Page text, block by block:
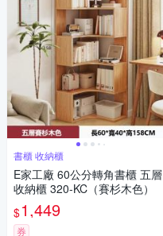
書櫃 收納櫃
E家工廠 60公分轉角書櫃 五層
收納櫃 320-KC（賽杉木色）
$1,449
券